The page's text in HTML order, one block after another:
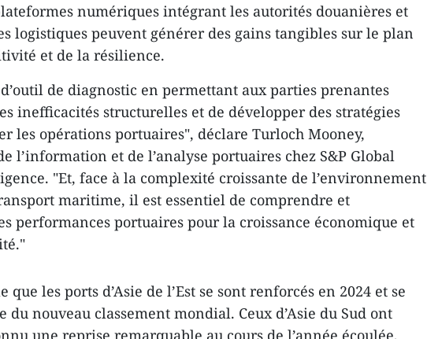
numériques intégrant les autorités douanières et
logistiques peuvent générer des gains tangibles sur le plan
et de la résilience.
d’outil de diagnostic en permettant aux parties prenantes
inefficacités structurelles et de développer des stratégies
les opérations portuaires", déclare Turloch Mooney,
l’information et de l’analyse portuaires chez S&P Global
"Et, face à la complexité croissante de l’environnement
maritime, il est essentiel de comprendre et
performances portuaires pour la croissance économique et
que les ports d’Asie de l’Est se sont renforcés en 2024 et se
du nouveau classement mondial. Ceux d’Asie du Sud ont
une reprise remarquable au cours de l’année écoulée,